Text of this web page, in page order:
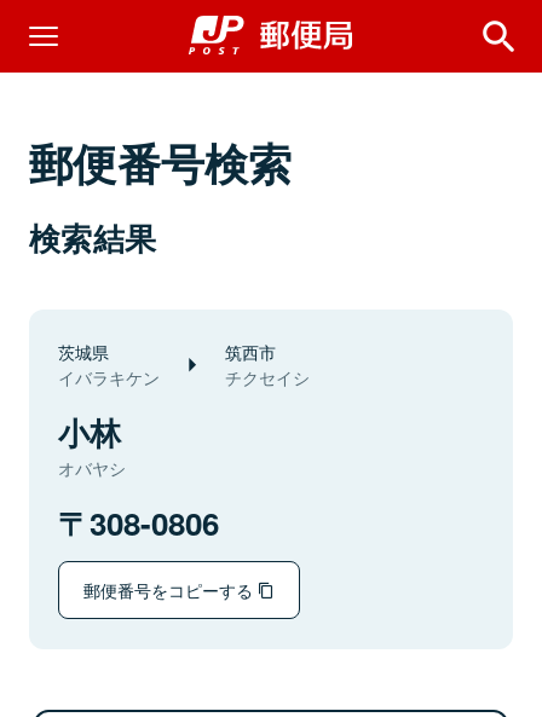
郵便番号検索
検索結果
茨城県
イバラキケン
筑西市
チクセイシ
小林
オバヤシ
308-0806
郵便番号をコピーする